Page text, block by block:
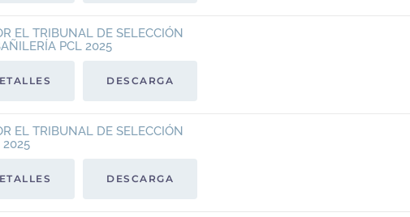
EL TRIBUNAL DE SELECCIÓN
PCL 2025
DESCARGA
EL TRIBUNAL DE SELECCIÓN
2025
DESCARGA